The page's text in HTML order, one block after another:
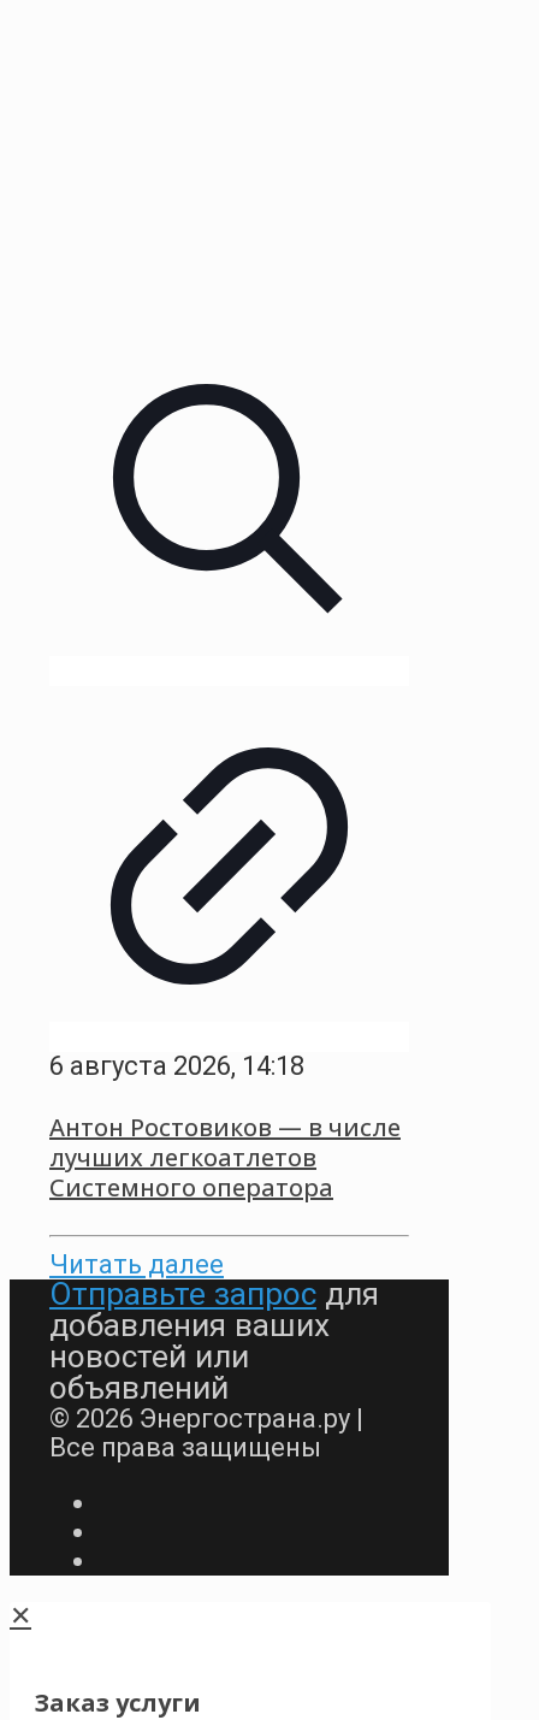
6 августа 2026, 14:18
Антон Ростовиков — в числе
лучших легкоатлетов
Системного оператора
Читать далее
Отправьте запрос для
добавления ваших
новостей или
объявлений
© 2026 Энергострана.ру |
Все права защищены
✕
Заказ услуги